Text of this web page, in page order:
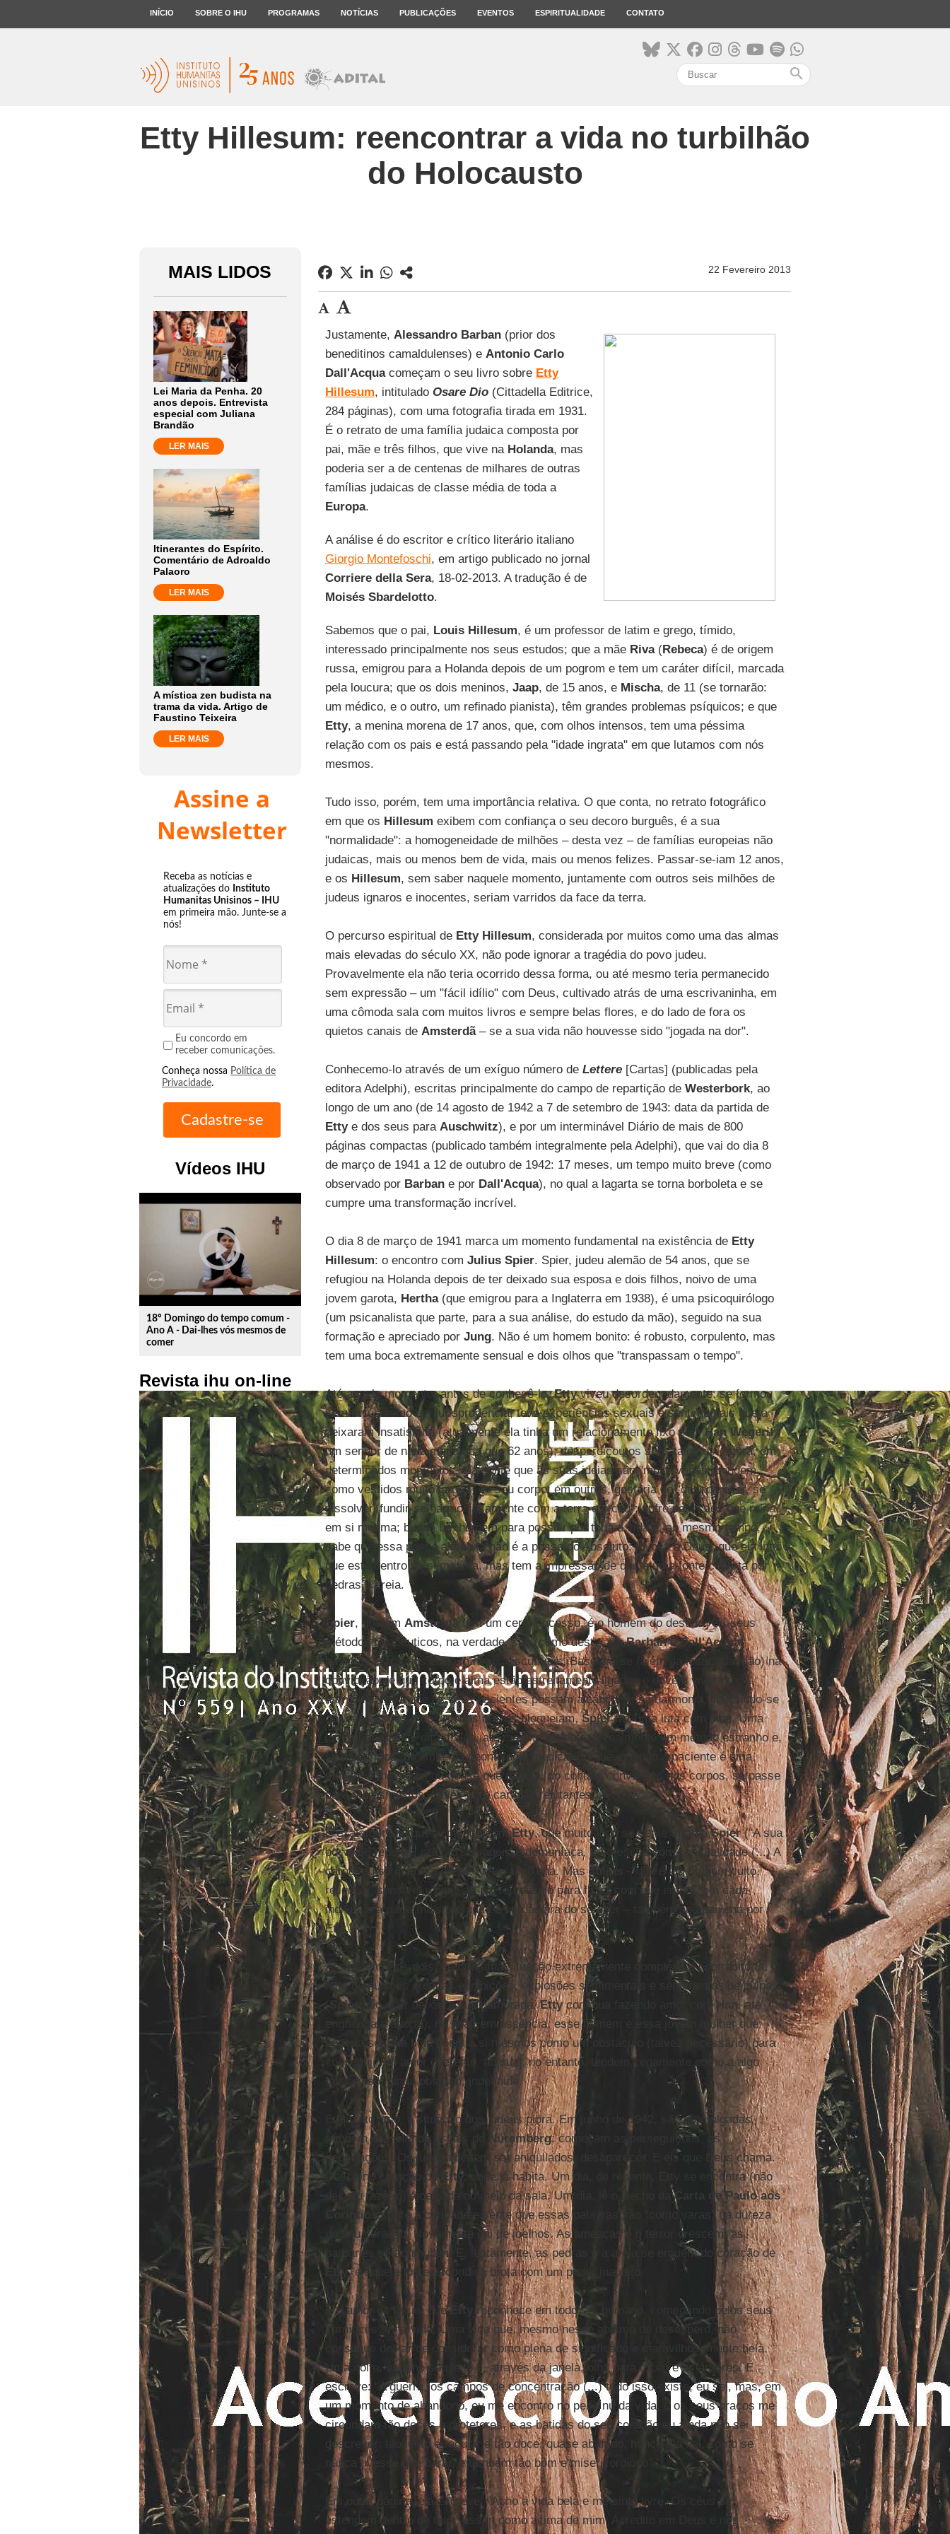
INÍCIO SOBRE O IHU PROGRAMAS NOTÍCIAS PUBLICAÇÕES EVENTOS ESPIRITUALIDADE CONTATO
search
Etty Hillesum: reencontrar a vida no turbilhão
do Holocausto
MAIS LIDOS
Lei Maria da Penha. 20
anos depois. Entrevista
especial com Juliana
Brandão
LER MAIS
Itinerantes do Espírito.
Comentário de Adroaldo
Palaoro
LER MAIS
A mística zen budista na
trama da vida. Artigo de
Faustino Teixeira
LER MAIS
Assine a
Newsletter
Receba as notícias e
atualizações do Instituto
Humanitas Unisinos – IHU
em primeira mão. Junte-se a
nós!
Eu concordo em
receber comunicações.
Conheça nossa Política de
Privacidade.
Vídeos IHU
play_circle_outline
18º Domingo do tempo comum -
Ano A - Dai-lhes vós mesmos de
comer
Revista ihu on-line
22 Fevereiro 2013
Justamente, Alessandro Barban (prior dos
beneditinos camaldulenses) e Antonio Carlo
Dall'Acqua começam o seu livro sobre Etty
Hillesum, intitulado Osare Dio (Cittadella Editrice,
284 páginas), com uma fotografia tirada em 1931.
É o retrato de uma família judaica composta por
pai, mãe e três filhos, que vive na Holanda, mas
poderia ser a de centenas de milhares de outras
famílias judaicas de classe média de toda a
Europa.
A análise é do escritor e crítico literário italiano
Giorgio Montefoschi, em artigo publicado no jornal
Corriere della Sera, 18-02-2013. A tradução é de
Moisés Sbardelotto.
Sabemos que o pai, Louis Hillesum, é um professor de latim e grego, tímido,
interessado principalmente nos seus estudos; que a mãe Riva (Rebeca) é de origem
russa, emigrou para a Holanda depois de um pogrom e tem um caráter difícil, marcada
pela loucura; que os dois meninos, Jaap, de 15 anos, e Mischa, de 11 (se tornarão:
um médico, e o outro, um refinado pianista), têm grandes problemas psíquicos; e que
Etty, a menina morena de 17 anos, que, com olhos intensos, tem uma péssima
relação com os pais e está passando pela "idade ingrata" em que lutamos com nós
mesmos.
Tudo isso, porém, tem uma importância relativa. O que conta, no retrato fotográfico
em que os Hillesum exibem com confiança o seu decoro burguês, é a sua
"normalidade": a homogeneidade de milhões – desta vez – de famílias europeias não
judaicas, mais ou menos bem de vida, mais ou menos felizes. Passar-se-iam 12 anos,
e os Hillesum, sem saber naquele momento, juntamente com outros seis milhões de
judeus ignaros e inocentes, seriam varridos da face da terra.
O percurso espiritual de Etty Hillesum, considerada por muitos como uma das almas
mais elevadas do século XX, não pode ignorar a tragédia do povo judeu.
Provavelmente ela não teria ocorrido dessa forma, ou até mesmo teria permanecido
sem expressão – um "fácil idílio" com Deus, cultivado atrás de uma escrivaninha, em
uma cômoda sala com muitos livros e sempre belas flores, e do lado de fora os
quietos canais de Amsterdã – se a sua vida não houvesse sido "jogada na dor".
Conhecemo-lo através de um exíguo número de Lettere [Cartas] (publicadas pela
editora Adelphi), escritas principalmente do campo de repartição de Westerbork, ao
longo de um ano (de 14 agosto de 1942 a 7 de setembro de 1943: data da partida de
Etty e dos seus para Auschwitz), e por um interminável Diário de mais de 800
páginas compactas (publicado também integralmente pela Adelphi), que vai do dia 8
de março de 1941 a 12 de outubro de 1942: 17 meses, um tempo muito breve (como
observado por Barban e por Dall'Acqua), no qual a lagarta se torna borboleta e se
cumpre uma transformação incrível.
O dia 8 de março de 1941 marca um momento fundamental na existência de Etty
Hillesum: o encontro com Julius Spier. Spier, judeu alemão de 54 anos, que se
refugiou na Holanda depois de ter deixado sua esposa e dois filhos, noivo de uma
jovem garota, Hertha (que emigrou para a Inglaterra em 1938), é uma psicoquirólogo
(um psicanalista que parte, para a sua análise, do estudo da mão), seguido na sua
formação e apreciado por Jung. Não é um homem bonito: é robusto, corpulento, mas
tem uma boca extremamente sensual e dois olhos que "transpassam o tempo".
Até aquele momento, antes de conhecê-lo,Ettyviveu desordenadamente: se formou
sem entusiasmo em jurisprudência; teve experiências sexuais e sentimentais que a
deixaram insatisfeita (atualmente ela tinha um relacionamento fixo comHan Wegerif,
um senhor de nada menos do que 62 anos); desperdiçou os seus talentos. Agora, em
determinados momentos, ela sente que as suas ideias são "muito vagas, pendem
como vestidos muito largos" do seu corpo; em outros, gostaria de "desaparecer, se
dissolver, fundir-se harmoniosamente com a terra e o céu"; sofre pelo caos que reina
em si mesma; busca um homem para possuir por toda a vida e, ao mesmo tempo,
sabe que essa posse absoluta não é a posse do Absoluto; invoca a Deus, que ela intui
que está dentro de si mesma, mas tem a impressão de que é uma fonte coberta por
pedras e areia.
Spier, que em Amsterdãtem um certo sucesso, é o homem do destino. Os seus
métodos terapêuticos, na verdade, são (como destacamBarbaneDall'Acqua)
bastante estranhos e, no mínimo, discutíveis. Baseiam-se (além da leitura da mão) na
convicção de que corpo e alma estão estreitamente ligados e devem viver em
harmonia. Para que os seus pacientes possam alcançar essa harmonia, libertando-se
das regressões e dos medos que os bloqueiam,Spierfaz uma luta com eles. Uma
luta propriamente dita: física, até mesmo violenta. É realmente um método estranho e,
se quisermos, no limite da deontologia médica: porque, quando a paciente é uma
mulher, é inevitável ou quase que da luta, do contato convulsivo dos corpos, se passe
para outros gestos, talvez para carícias relutantes.
É exatamente o que acontece comEtty, que muito logo se sente atraídaSpier("A sua
boca, de repente, era tão selvagem e demoníaca, e floresceu com sensualidade (...) A
carne, eu só queria a carne") e se apaixona. MasJulius
– que é um homem culto,
religioso, sensível e honesto no seu desejo para fazer com que emerja em cada
indivíduo a parte mais profunda e verdadeira do seu ser – também se apaixona por
Etty.
Assim, entre os dois, se cria uma situação extremamente complexa e contraditória,
feita de pulsões eróticas e inibições, explosões sentimentais e sentimentos de culpa
(Spier não quer deixar a sua namorada,Ettycontinua fazendo amor comHan, até
engravida e aborta), na qual, em essência, esse homem e essa jovem mulher que
poderia ser sua filha põem a si mesmos como um obstáculo (talvez necessário) para
conseguir um amor diferente, ao qual, no entanto, tendem cegamente como a algo
misterioso, ainda obscuro, indefinido.
Enquanto isso, a situação dos judeus piora. Em junho de 1942, são promulgadas
também na Holanda as leis de
Nuremberg: começam as perseguições, as
deportações. Os judeus devem ser aniquilados, desaparecer. E eis que Deus chama.
Desce no coração de
Etty : onde já habita. Um dia, de repente, Etty se encontra (não
decidiu fazê-lo) ajoelhada no meio da sala. Um dia, lê o trecho daCarta de Paulo aos
Coríntiossobre a caridade e sente que essas palavras são "como varas" na dureza
do seu coração. Novamente cai de joelhos. As ameaças e o terror crescem, as
barbáries se acumulam. E, lentamente, as pedras e a areia se erguem do coração de
Etty, e aquela fonte escondida brota com um poder inaudito.
É o amor de Deus: queEtty
reconhece em todo ser humano, começando pelos seus
carnífices, e na vida. Uma vida que, mesmo nesse abismo de desespero, não
consegue deixar de considerar como plena de significado e maravilhosamente bela.
Uma noite, está no seu leito e, através da janela, olha para o céu e as árvores. E
escreve: "A guerra, os campos de concentração (...) tudo isso existe, eu sei, mas, em
um momento de abandono, eu me encontro no peito nu da vida, e os seus braços me
circundam tão doces e protetores, e as batidas do seu coração eu ainda não sei
descrever: tão lento e regular e tão doce, quase abafado, nunca tão fiel, como se
nunca tivesse que parar, e também tão bom e misericordioso".
Em outra página, ela escreve: "Acho a vida bela e me sinto livre. Os céus se
estendem dentro de mim, assim como acima de mim. Acredito em Deus e nos